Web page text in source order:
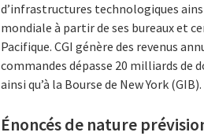
d’infrastructures technologiques
mondiale à partir de ses bureaux et
Pacifique. CGI génère des revenus
commandes dépasse 20 milliards de
ainsi qu’à la Bourse de New York
Énoncés de nature